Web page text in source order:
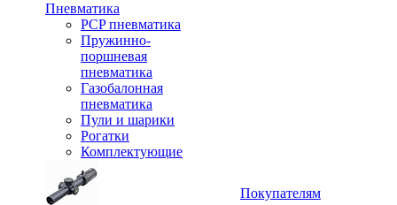
Пневматика
PCP пневматика
Пружинно-
поршневая
пневматика
Газобалонная
пневматика
Пули и шарики
Рогатки
Комплектующие
Покупателям